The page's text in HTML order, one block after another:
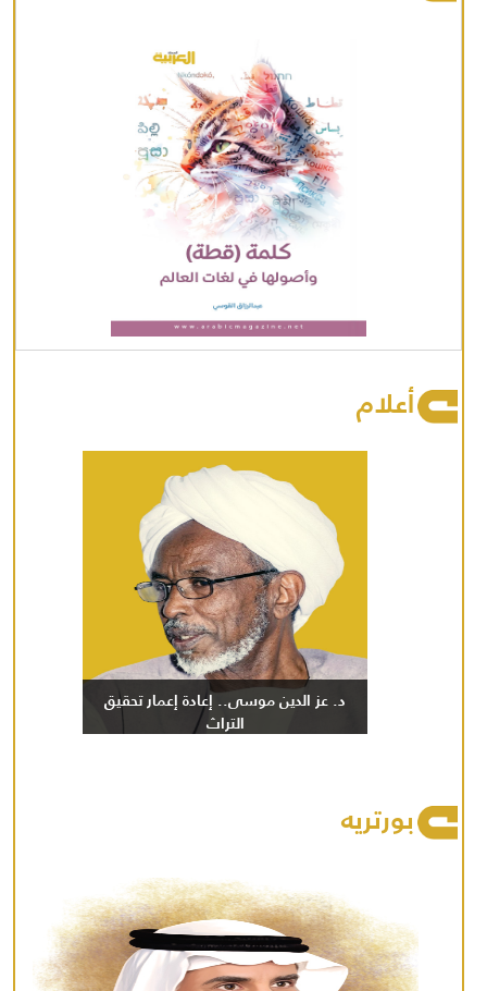
أعلام
د. عز الدين موسى.. إعادة إعمار تحقيق
التراث
بورتريه